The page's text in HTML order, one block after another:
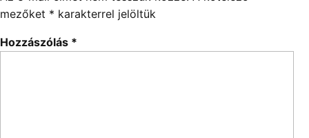
mezőket * karakterrel jelöltük
Hozzászólás *